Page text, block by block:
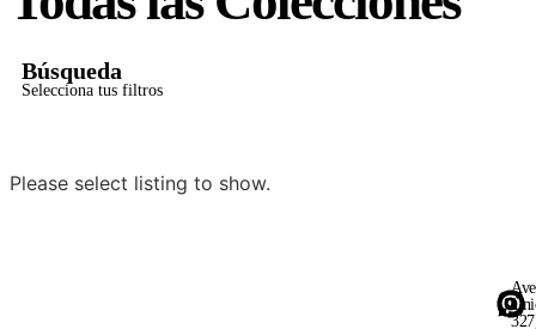
Búsqueda
Selecciona tus filtros
Please select listing to show.